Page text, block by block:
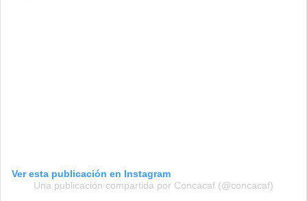
Ver esta publicación en Instagram
Una publicación compartida por Concacaf (@concacaf)